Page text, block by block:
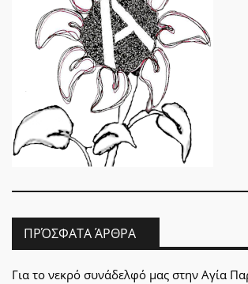
ΠΡΌΣΦΑΤΑ ΆΡΘΡΑ
Για το νεκρό συνάδελφό μας στην Αγία